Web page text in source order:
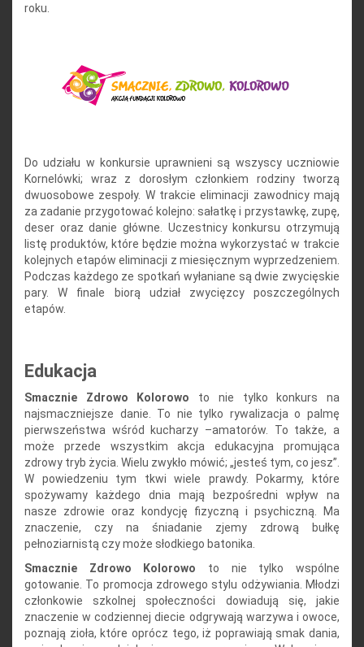
roku.
Do udziału w konkursie uprawnieni są wszyscy uczniowie
Kornelówki; wraz z dorosłym członkiem rodziny tworzą
dwuosobowe zespoły. W trakcie eliminacji zawodnicy mają
za zadanie przygotować kolejno: sałatkę i przystawkę, zupę,
deser oraz danie główne. Uczestnicy konkursu otrzymują
listę produktów, które będzie można wykorzystać w trakcie
kolejnych etapów eliminacji z miesięcznym wyprzedzeniem.
Podczas każdego ze spotkań wyłaniane są dwie zwycięskie
pary. W finale biorą udział zwycięzcy poszczególnych
etapów.
Edukacja
Smacznie Zdrowo Kolorowo to nie tylko konkurs na
najsmaczniejsze danie. To nie tylko rywalizacja o palmę
pierwszeństwa wśród kucharzy –amatorów. To także, a
może przede wszystkim akcja edukacyjna promująca
zdrowy tryb życia. Wielu zwykło mówić; „jesteś tym, co jesz”.
W powiedzeniu tym tkwi wiele prawdy. Pokarmy, które
spożywamy każdego dnia mają bezpośredni wpływ na
nasze zdrowie oraz kondycję fizyczną i psychiczną. Ma
znaczenie, czy na śniadanie zjemy zdrową bułkę
pełnoziarnistą czy może słodkiego batonika.
Smacznie Zdrowo Kolorowo to nie tylko wspólne
gotowanie. To promocja zdrowego stylu odżywiania. Młodzi
członkowie szkolnej społeczności dowiadują się, jakie
znaczenie w codziennej diecie odgrywają warzywa i owoce,
poznają zioła, które oprócz tego, iż poprawiają smak dania,